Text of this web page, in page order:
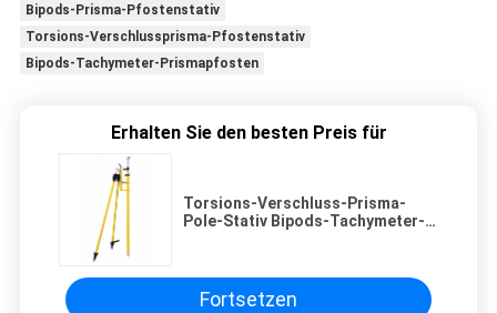
Bipods-Prisma-Pfostenstativ
Torsions-Verschlussprisma-Pfostenstativ
Bipods-Tachymeter-Prismapfosten
Erhalten Sie den besten Preis für
Torsions-Verschluss-Prisma-
Pole-Stativ Bipods-Tachymeter-
Fortsetzen